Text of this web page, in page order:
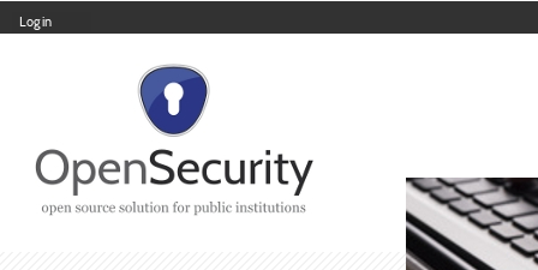
Skip
navigation
Navigation
Log in